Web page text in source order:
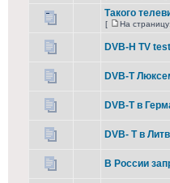
Такого
[ На страницу:
DVB-H TV
DVB-T
DVB-T в
DVB- T в
В России